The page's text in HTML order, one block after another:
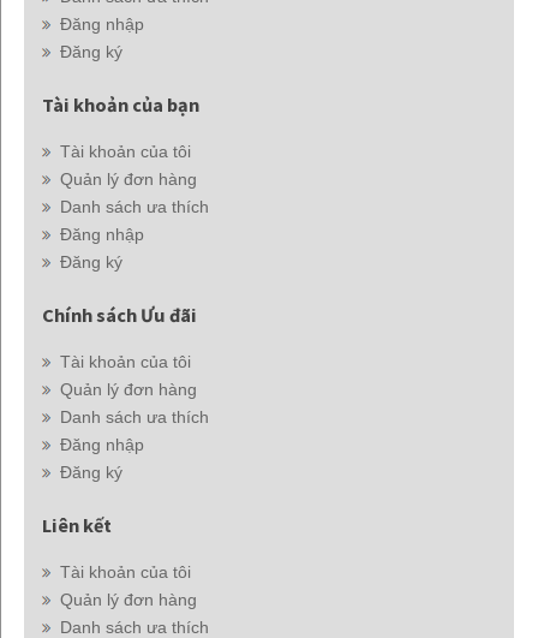
Đăng nhập
Đăng ký
Tài khoản của bạn
Tài khoản của tôi
Quản lý đơn hàng
Danh sách ưa thích
Đăng nhập
Đăng ký
Chính sách Ưu đãi
Tài khoản của tôi
Quản lý đơn hàng
Danh sách ưa thích
Đăng nhập
Đăng ký
Liên kết
Tài khoản của tôi
Quản lý đơn hàng
Danh sách ưa thích